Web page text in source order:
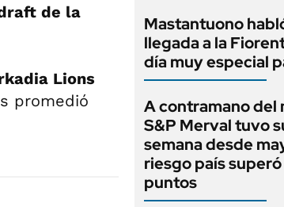
de la
Lions
promedió
Mastantuono
llegada a la
día muy especial
A contramano del
S&P Merval tuvo
semana desde
riesgo país
puntos